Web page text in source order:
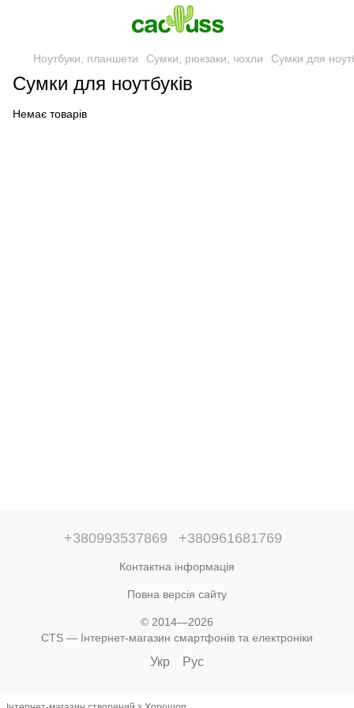
Ноутбуки, планшети Сумки, рюкзаки, чохли Сумки для
Сумки для ноутбуків
Немає товарів
+380993537869 +380961681769
Контактна інформація
Повна версія сайту
© 2014—2026
CTS — Інтернет-магазин смартфонів та електроніки
Укр Рус